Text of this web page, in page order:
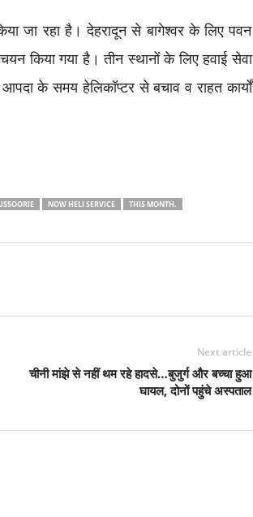
जा रहा है। देहरादून से बागेश्वर के लिए पवन
किया गया है। तीन स्थानों के लिए हवाई सेवा
के समय हेलिकॉप्टर से बचाव व राहत कार्यों
NOW HELI SERVICE
THIS MONTH.
Next article
चीनी मांझे से नहीं थम रहे हादसे…बुजुर्ग और बच्चा हुआ
घायल, दोनों पहुंचे अस्पताल